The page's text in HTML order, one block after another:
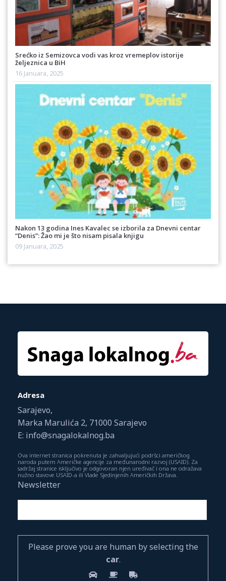
Srećko iz Semizovca vodi vas kroz vremeplov istorije
željeznica u BiH
16 Januara, 2025
Nakon 13 godina Ines Kavalec se izborila za Dnevni centar
“Denis”: Žao mi je što nisam pisala knjigu
09 Januara, 2025
Adresa
Sarajevo,
Marka Marulića 2, 71000 Sarajevo
E: info@snagalokalnog.ba
Ova internet stranica pokrenuta je zahvaljujući podršci američkog
naroda putem Američke agencije za međunarodni razvoj (USAID). Za
sadržaj stranice isključivo je odgovoran njen uređivač i ona ne odražava
nužno stavove USAID-a ili Vlade Sjedinjenih Američkih Država.
Newsletter
Please prove you are human by selecting the
car.